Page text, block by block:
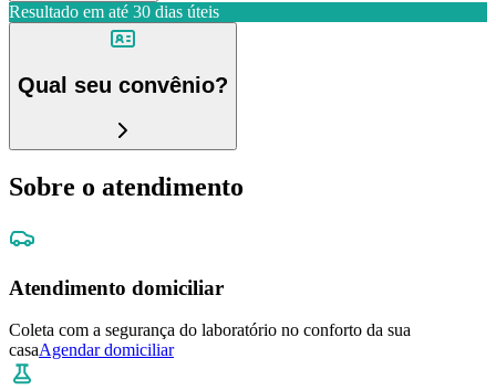
Resultado em até 30 dias úteis
Qual seu convênio?
Sobre o atendimento
Atendimento domiciliar
Coleta com a segurança do laboratório no conforto da sua
casaAgendar domiciliar